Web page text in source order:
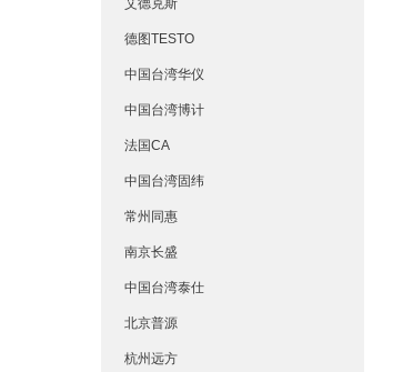
艾德克斯
德图TESTO
中国台湾华仪
中国台湾博计
法国CA
中国台湾固纬
常州同惠
南京长盛
中国台湾泰仕
北京普源
杭州远方